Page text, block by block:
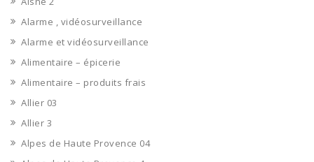
Alarme , vidéosurveillance
Alarme et vidéosurveillance
Alimentaire – épicerie
Alimentaire – produits frais
Allier 03
Allier 3
Alpes de Haute Provence 04